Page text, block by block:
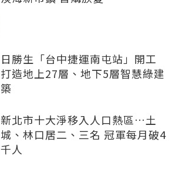
日勝生「台中捷運南屯站」開工
打造地上27層、地下5層智慧綠建
築
新北市十大淨移入人口熱區…土
城、林口居二、三名 冠軍每月破4
千人